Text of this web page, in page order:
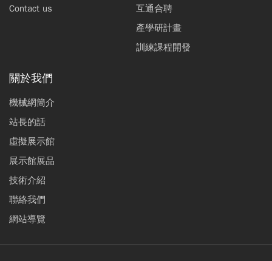
Contact us
互通合聘
產學研計畫
訓練課程開發
關於我們
機械網簡介
站長的話
虛擬展示館
展示館展品
技術介紹
聯絡我們
網站導覽